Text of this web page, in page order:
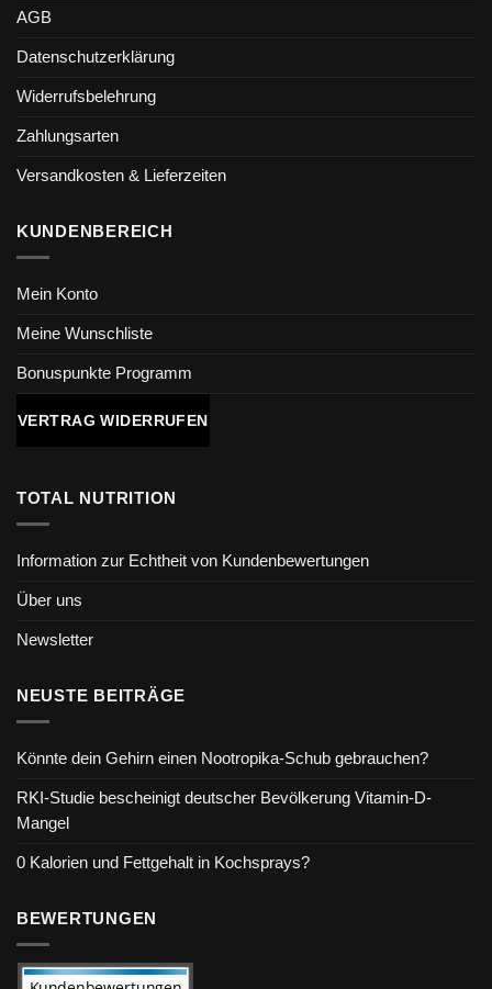
AGB
Datenschutzerklärung
Widerrufsbelehrung
Zahlungsarten
Versandkosten & Lieferzeiten
KUNDENBEREICH
Mein Konto
Meine Wunschliste
Bonuspunkte Programm
VERTRAG WIDERRUFEN
TOTAL NUTRITION
Information zur Echtheit von Kundenbewertungen
Über uns
Newsletter
NEUSTE BEITRÄGE
Könnte dein Gehirn einen Nootropika-Schub gebrauchen?
RKI-Studie bescheinigt deutscher Bevölkerung Vitamin-D-
Mangel
0 Kalorien und Fettgehalt in Kochsprays?
BEWERTUNGEN